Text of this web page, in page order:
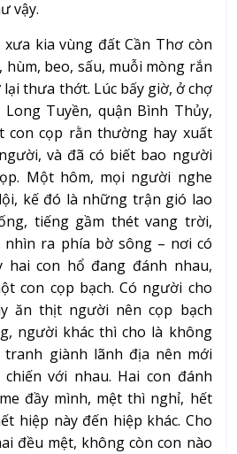
vậy.
kia vùng đất Cần Thơ còn
beo, sấu, muỗi mòng rắn
thưa thớt. Lúc bấy giờ, ở chợ
Tuyền, quận Bình Thủy,
con cọp rằn thường hay xuất
và đã có biết bao người
Một hôm, mọi người nghe
kế đó là những trận gió lao
tiếng gầm thét vang trời,
ra phía bờ sông – nơi có
con hổ đang đánh nhau,
con cọp bạch. Có người cho
ăn thịt người nên cọp bạch
người khác thì cho là không
tranh giành lãnh địa nên mới
với nhau. Hai con đánh
đầy mình, mệt thì nghỉ, hết
hiệp này đến hiệp khác. Cho
đều mệt, không còn con nào